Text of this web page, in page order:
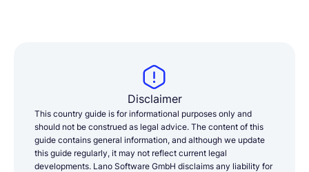
Disclaimer
This country guide is for informational purposes only and
should not be construed as legal advice. The content of this
guide contains general information, and although we update
this guide regularly, it may not reflect current legal
developments. Lano Software GmbH disclaims any liability for